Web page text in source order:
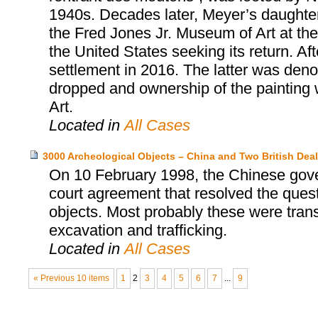
1940s. Decades later, Meyer’s
the Fred Jones Jr. Museum of Art at
the United States seeking its return.
settlement in 2016. The latter was
dropped and ownership of the
Art.
Located inAll Cases
3000 Archeological Objects – China and Two British
On 10 February 1998, the Chinese
court agreement that resolved the
objects. Most probably these were
excavation and trafficking.
Located inAll Cases
« Previous 10 items 1 2 3 4 5 6 7 9